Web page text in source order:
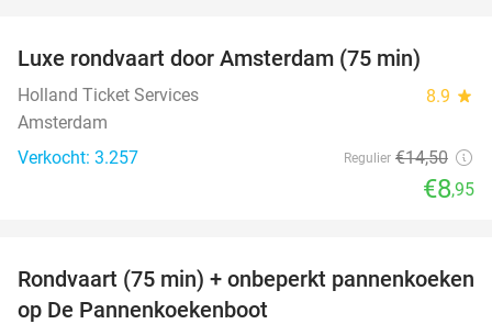
Luxe rondvaart door Amsterdam (75 min)
Holland Ticket Services 8.9 star
Amsterdam
Verkocht: 3.257
Regulier €14,50
€8,95
30%
Rondvaart (75 min) + onbeperkt pannenkoeken
op De Pannenkoekenboot